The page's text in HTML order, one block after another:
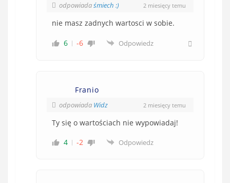
odpowiadaśmiech :) 2 miesięcy temu
nie masz zadnych wartosci w sobie.
6 -6 Odpowiedz
Franio
odpowiada Widz 2 miesięcy temu
Ty się o wartościach nie wypowiadaj!
4
-2 Odpowiedz